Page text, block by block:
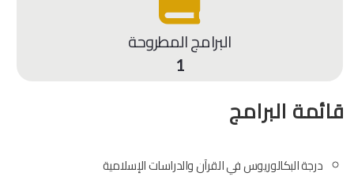
البرامج المطروحة
1
قائمة البرامج
درجة البكالوريوس في القرآن والدراسات الإسلامية